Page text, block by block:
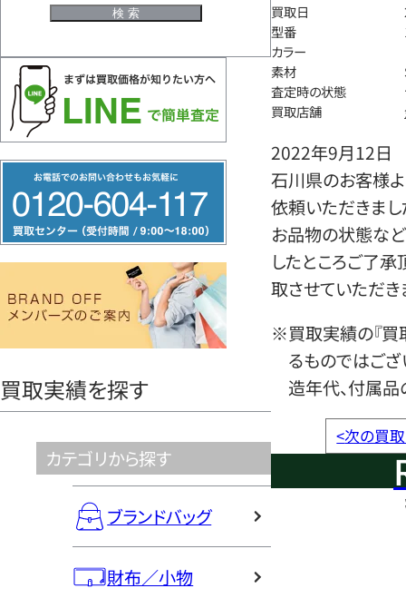
リ
ー
ヤ
買取実績を探す
カテゴリから探す
ブランドバッグ
財布／小物
買取日
型番
カラー
素材
査定時の状態
買取店舗
2022年9月12日
石川県のお客様よ
依頼いただきまし
お品物の状態など
したところご了
取させていただき
※買取実績の『買
るものではござ
造年代、付属品
<次の買